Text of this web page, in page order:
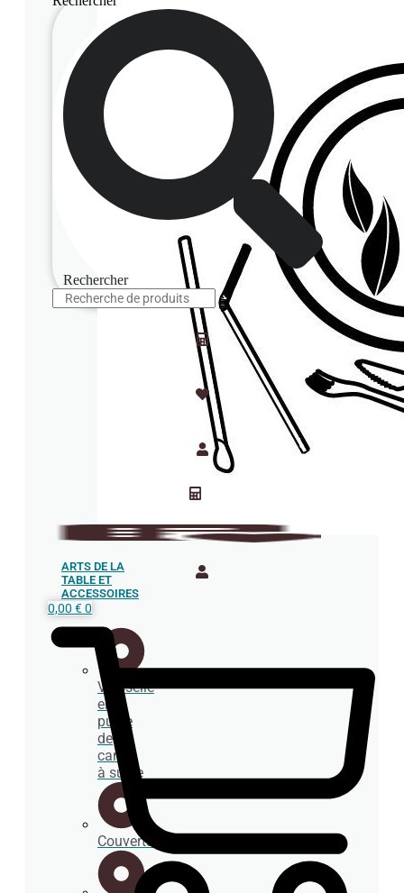
ARTS DE LA
TABLE ET
ACCESSOIRES
Vaisselle
en
pulpe
de
canne
à sucre
Couverts
Rechercher
0,00 €0